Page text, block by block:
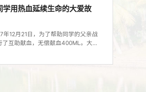
用热血延续生命的大爱故
12月21日，为了帮助同学的父亲战
互助献血，无偿献血400ML。大学